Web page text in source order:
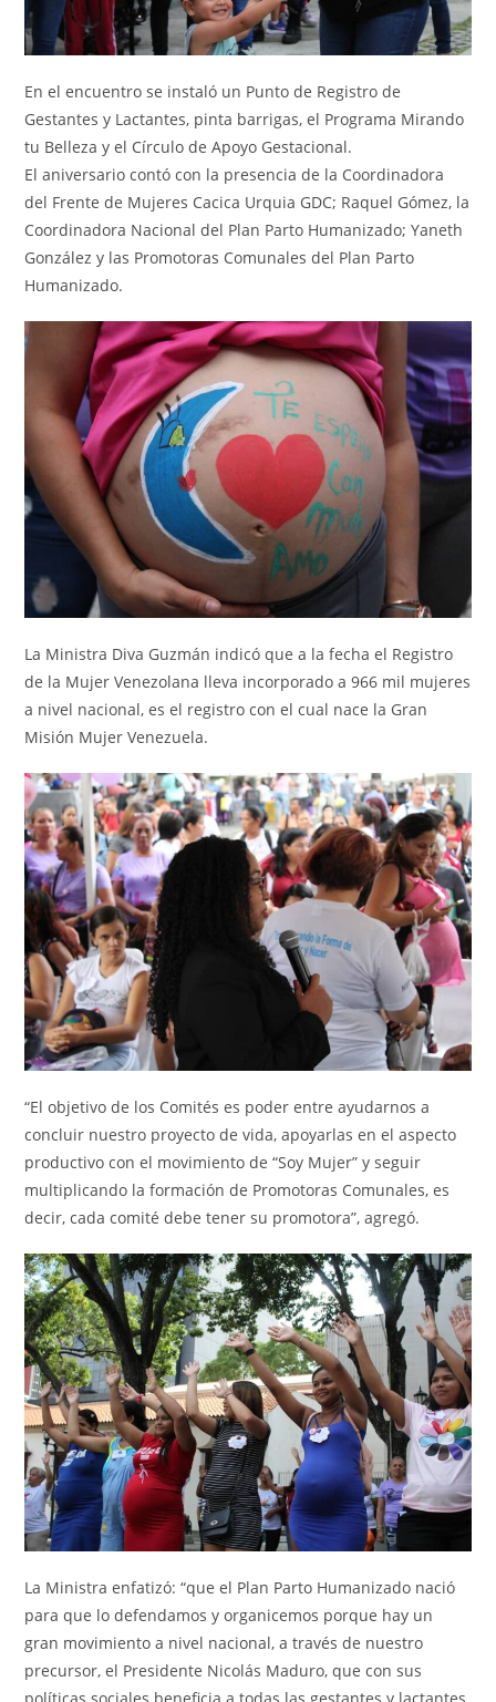
En el encuentro se instaló un Punto de Registro de
Gestantes y Lactantes, pinta barrigas, el Programa Mirando
tu Belleza y el Círculo de Apoyo Gestacional.
El aniversario contó con la presencia de la Coordinadora
del Frente de Mujeres Cacica Urquia GDC; Raquel Gómez, la
Coordinadora Nacional del Plan Parto Humanizado; Yaneth
González y las Promotoras Comunales del Plan Parto
Humanizado.
La Ministra Diva Guzmán indicó que a la fecha el Registro
de la Mujer Venezolana lleva incorporado a 966 mil mujeres
a nivel nacional, es el registro con el cual nace la Gran
Misión Mujer Venezuela.
“El objetivo de los Comités es poder entre ayudarnos a
concluir nuestro proyecto de vida, apoyarlas en el aspecto
productivo con el movimiento de “Soy Mujer” y seguir
multiplicando la formación de Promotoras Comunales, es
decir, cada comité debe tener su promotora”, agregó.
La Ministra enfatizó: “que el Plan Parto Humanizado nació
para que lo defendamos y organicemos porque hay un
gran movimiento a nivel nacional, a través de nuestro
precursor, el Presidente Nicolás Maduro, que con sus